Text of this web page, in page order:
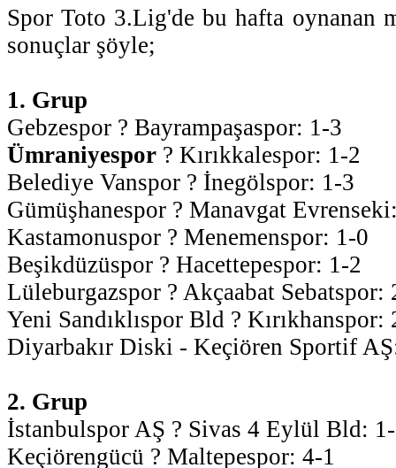
Spor Toto 3.Lig'de bu hafta oynanan
sonuçlar şöyle;
1. Grup
Gebzespor ? Bayrampaşaspor: 1-3
Ümraniyespor ? Kırıkkalespor: 1-2
Belediye Vanspor ? İnegölspor: 1-3
Gümüşhanespor ? Manavgat
Kastamonuspor ? Menemenspor: 1-0
Beşikdüzüspor ? Hacettepespor: 1-2
Lüleburgazspor ? Akçaabat Sebatspor:
Yeni Sandıklıspor Bld ? Kırıkhanspor:
Diyarbakır Diski - Keçiören Sportif
2. Grup
İstanbulspor AŞ ? Sivas 4 Eylül Bld:
Keçiörengücü ? Maltepespor: 4-1